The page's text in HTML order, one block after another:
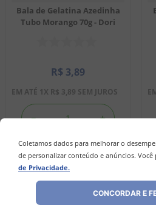
Coletamos dados para melhorar o
de personalizar conteúdo e anúncios.
de Privacidade.
CONCORDAR E
Bala de Gelatina Azedinha
Tubo Morango 70g - Dori
R$ 3,89
EM ATÉ 1X R$ 3,89 SEM JUROS
＋
－
COMPRAR